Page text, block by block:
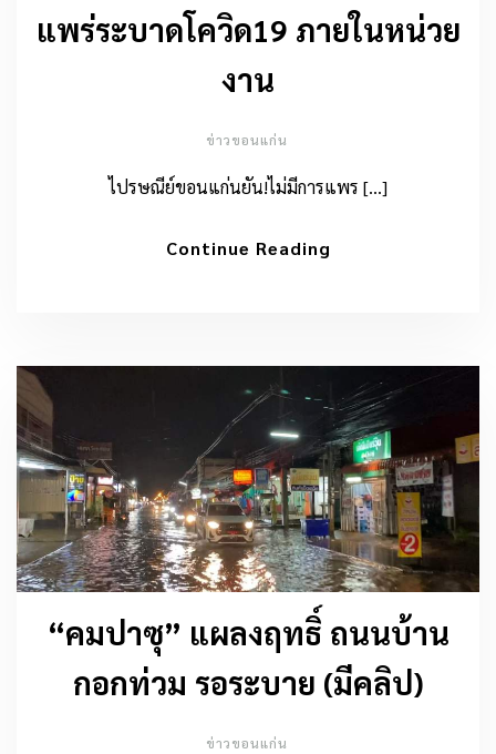
แพร่ระบาดโควิด19 ภายในหน่วย
งาน
ข่าวขอนแก่น
ไปรษณีย์ขอนแก่นยัน!ไม่มีการแพร […]
Continue Reading
“คมปาซุ” แผลงฤทธิ์ ถนนบ้าน
กอกท่วม รอระบาย (มีคลิป)
ข่าวขอนแก่น